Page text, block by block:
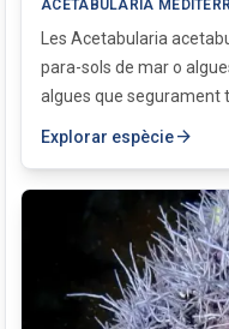
Flabellia petiolata
Halimeda tuna
Halopteris scoparia
Jania rubens
Nanozostera noltei
Padina pavonica
Peyssonnelia squamaria
Posidonia oceanica
Sargassum vulgare
Ulva intestinalis
Valonia aegagropila
ACETABULARIA
Les Acetabularia
para-sols de mar o
algues que segurament
Explorar espèciearrow_forward